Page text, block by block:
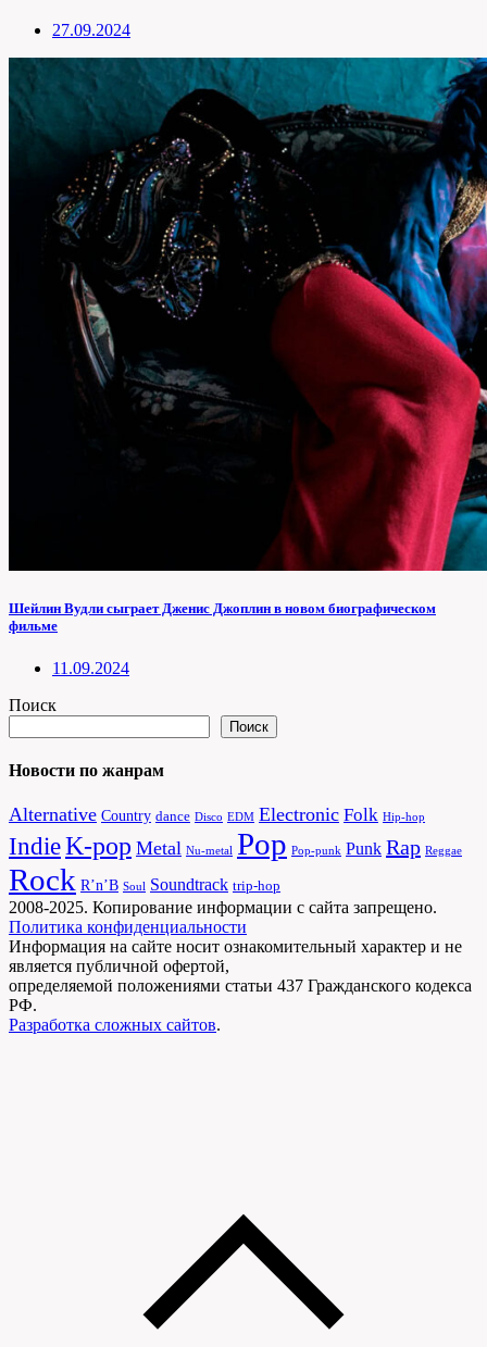
27.09.2024
Шейлин Вудли сыграет Дженис Джоплин в новом биографическом
фильме
11.09.2024
Поиск
Поиск
Новости по жанрам
Alternative Country dance Disco EDM Electronic Folk Hip-hop
IndieK-pop Metal Nu-metal Pop Pop-punk Punk Rap Reggae
Rock R’n’B Soul Soundtrack trip-hop
2008-2025. Копирование информации с сайта запрещено.
Политика конфиденциальности
Информация на сайте носит ознакомительный характер и не
является публичной офертой,
определяемой положениями статьи 437 Гражданского кодекса
РФ.
Разработка сложных сайтов.